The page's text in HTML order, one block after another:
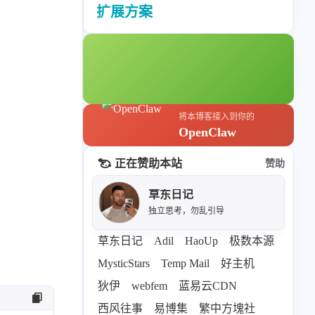
设计工具
文章推荐 友链列表
我的
我的装备 我的项目
关于本站
扩展方案
将本博客接入到你的
OpenClaw
正在赞助本站 赞助
草东日记
独立思考，勿乱引导
草东日记 Adil HaoUp
极数本源
MysticStars
Temp Mail
好主机
狄伊
webfem
蓝易云CDN
西风往事
易博集 繁中方塊社